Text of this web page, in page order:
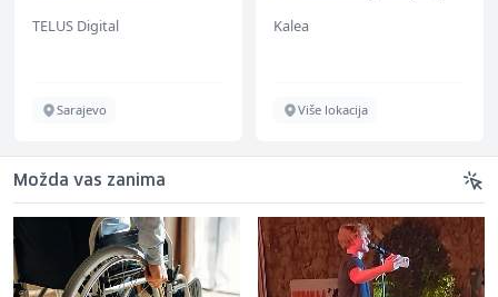
renommiertes
TELUS Digital
Sarajevo
Kalea
Više lokacija
Možda vas zanima